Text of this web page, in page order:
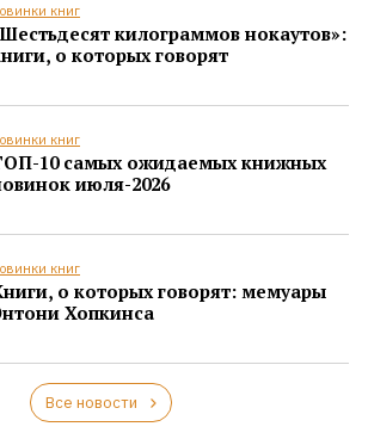
книг
килограммов нокаутов»:
о которых говорят
книг
10 самых ожидаемых книжных
июля-2026
книг
о которых говорят: мемуары
Хопкинса
Все новости